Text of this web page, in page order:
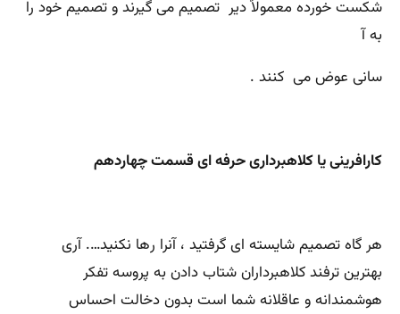
شکست خورده معمولاٌ دیر تصمیم می گیرند و تصمیم خود را
به آ
سانی عوض می کنند .
کارافرینی یا کلاهبرداری حرفه ای قسمت چهاردهم
ھر گاه تصمیم شایسته ای گرفتید ، آنرا رھا نکنید…. آری
بهترین ترفند کلاهبرداران شتاب دادن به پروسه تفکر
هوشمندانه و عاقلانه شما است بدون دخالت احساس